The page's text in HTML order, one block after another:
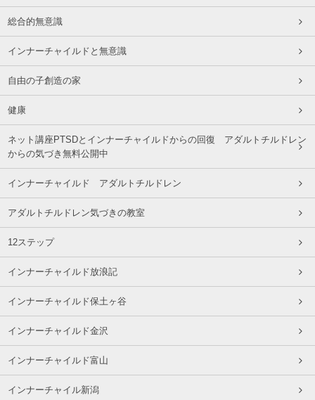
総合的無意識
インナーチャイルドと無意識
自由の子創造の家
健康
ネット講座PTSDとインナーチャイルドからの回復 アダルトチルドレン
からの気づき無料公開中
インナーチャイルド アダルトチルドレン
アダルトチルドレン気づきの教室
12ステップ
インナーチャイルド放浪記
インナーチャイルド保土ヶ谷
インナーチャイルド金沢
インナーチャイルド富山
インナーチャイル新潟